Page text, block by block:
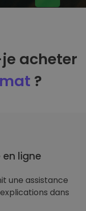
acheter
?
ligne
une assistance
dans